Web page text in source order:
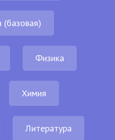
Физика
Химия
Литература